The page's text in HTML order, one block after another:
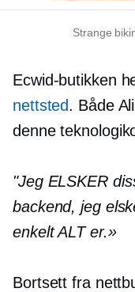
Strange
Ecwid-butikken
nettsted. Både
denne
"Jeg ELSKER
backend, jeg
enkelt ALT er.»
Bortsett fra